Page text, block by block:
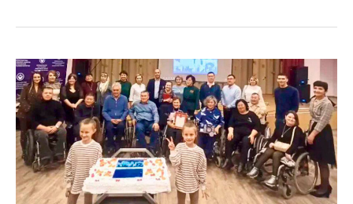
n
o
kl
as
s
ni
ki
e
gr
a
m
er at
s
A
p
p
С
днем
рождения
АУСО
«КЦ
«Нарата»